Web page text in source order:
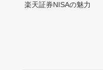
楽天証券NISAの魅力